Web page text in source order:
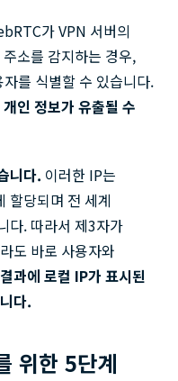
가 VPN 서버의
소를 감지하는 경우,
를 식별할 수 있습니다.
인 정보가 유출될 수
니다. 이러한 IP는
할당되며 전 세계
다. 따라서 제3자가
도 바로 사용자와
과에 로컬 IP가 표시된
다.
위한 5단계